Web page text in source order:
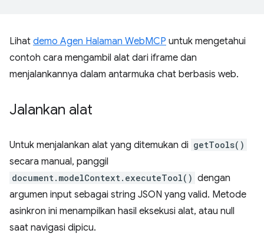
Lihat demo Agen Halaman WebMCP untuk mengetahui
contoh cara mengambil alat dari iframe dan
menjalankannya dalam antarmuka chat berbasis web.
Jalankan alat
Untuk menjalankan alat yang ditemukan di getTools()
secara manual, panggil
document.modelContext.executeTool() dengan
argumen input sebagai string JSON yang valid. Metode
asinkron ini menampilkan hasil eksekusi alat, atau null
saat navigasi dipicu.